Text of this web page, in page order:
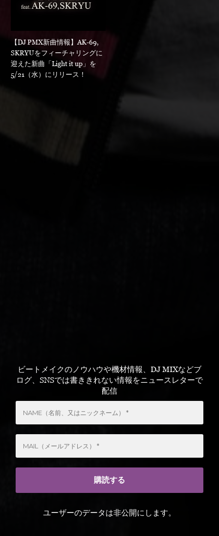
【DJ PMX新曲情報】AK-69,
SKRYUをフィーチャリングに
迎えた新曲「Light it up」を
5/21（水）にリリース！
ビートメイクのノウハウや機材情報、DJ MIXなどブ
ログ、SNSでは書ききれない情報をニュースレターで
配信
ユーザーのデータは非公開にします。